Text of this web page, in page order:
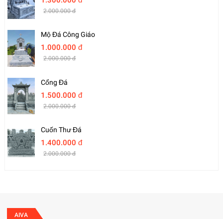
2.000.000 đ
Mộ Đá Công Giáo
1.000.000 đ
2.000.000 đ
Cổng Đá
1.500.000 đ
2.000.000 đ
Cuốn Thư Đá
1.400.000 đ
2.000.000 đ
AIVA